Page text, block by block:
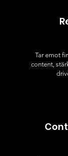
Tar emot
content,